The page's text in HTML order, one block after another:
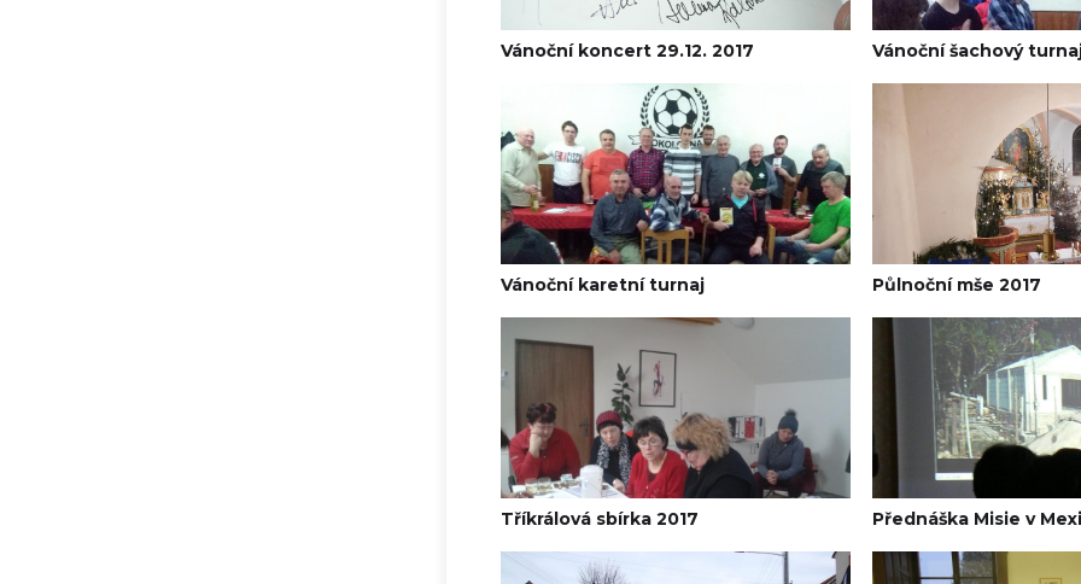
Vánoční koncert 29.12. 2017 Vánoční šachový
Vánoční karetní turnaj Půlnoční mše 2017
Tříkrálová sbírka 2017 Přednáška Misie v